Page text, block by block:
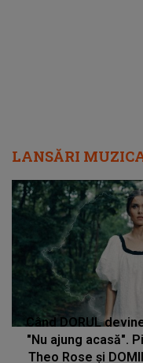
LANSĂRI
Când DORUL
"Nu ajung acasă".
Theo Rose și